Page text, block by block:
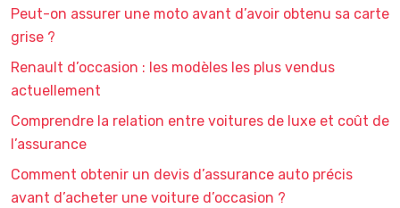
Peut-on assurer une moto avant d’avoir obtenu sa carte
grise ?
Renault d’occasion : les modèles les plus vendus
actuellement
Comprendre la relation entre voitures de luxe et coût de
l’assurance
Comment obtenir un devis d’assurance auto précis
avant d’acheter une voiture d’occasion ?